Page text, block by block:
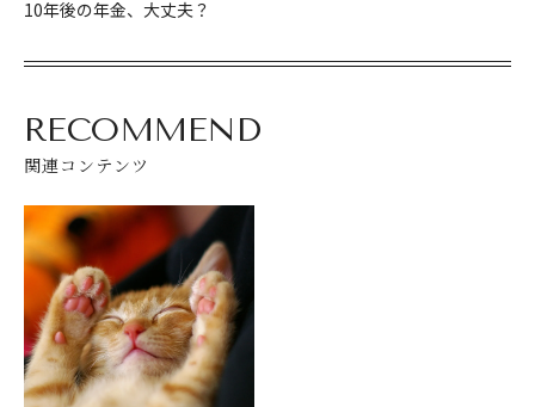
10年後の年金、大丈夫？
RECOMMEND
関連コンテンツ